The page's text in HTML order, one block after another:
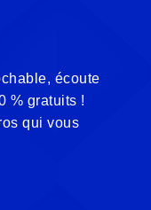
écoute
% gratuits !
qui vous